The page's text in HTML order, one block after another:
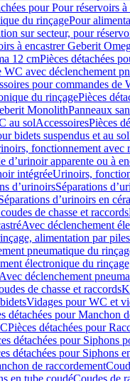
pour Pour réservoirs
du rinçagePour
sur secteur, pour
à encastrer Geberit
12 cmPièces détachées
WC avec déclenchement
pour commandes de
du rinçagePièces
MonolithPanneaux
au solAccessoiresPièces
bidets suspendus et au sol
fonctionnement avec
d’urinoir apparente ou à
intégréeUrinoirs,
d’urinoirsSéparations
d’urinoirs en
de chasse et raccords
Avec déclenchement
alimentation par piles
pneumatique du
électronique du
Avec déclenchement
de chasse et raccords
Vidages pour WC et
détachées pour Manchon
Pièces détachées pour
détachées pour Siphons
détachées pour Siphons
de raccordement
en tube coudéCoudes de